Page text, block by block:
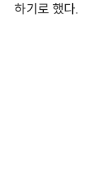
하기로 했다.